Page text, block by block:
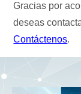
Gracias por
deseas
Contáctenos.